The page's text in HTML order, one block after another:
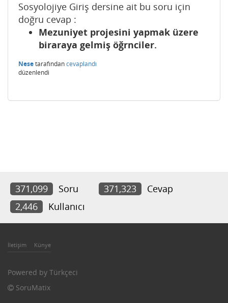
Sosyolojiye Giriş dersine ait bu soru için
doğru cevap :
Mezuniyet projesini yapmak üzere
biraraya gelmiş öğrnciler.
Nesetarafındancevaplandı
düzenlendi
371,099 Soru 371,323
Cevap
2,446
Kullanıcı
İletişim Künye
Powered by Türkçeci
SoruMatix